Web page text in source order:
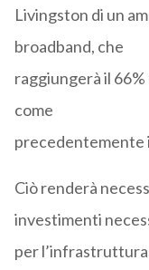
Livingston di un
broadband, che
raggiungerà il 66%
come
precedentemente
Ciò renderà
investimenti
per